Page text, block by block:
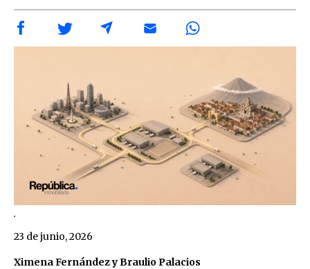
.
Ximena Fernández y Braulio Palacios
23 de junio, 2026